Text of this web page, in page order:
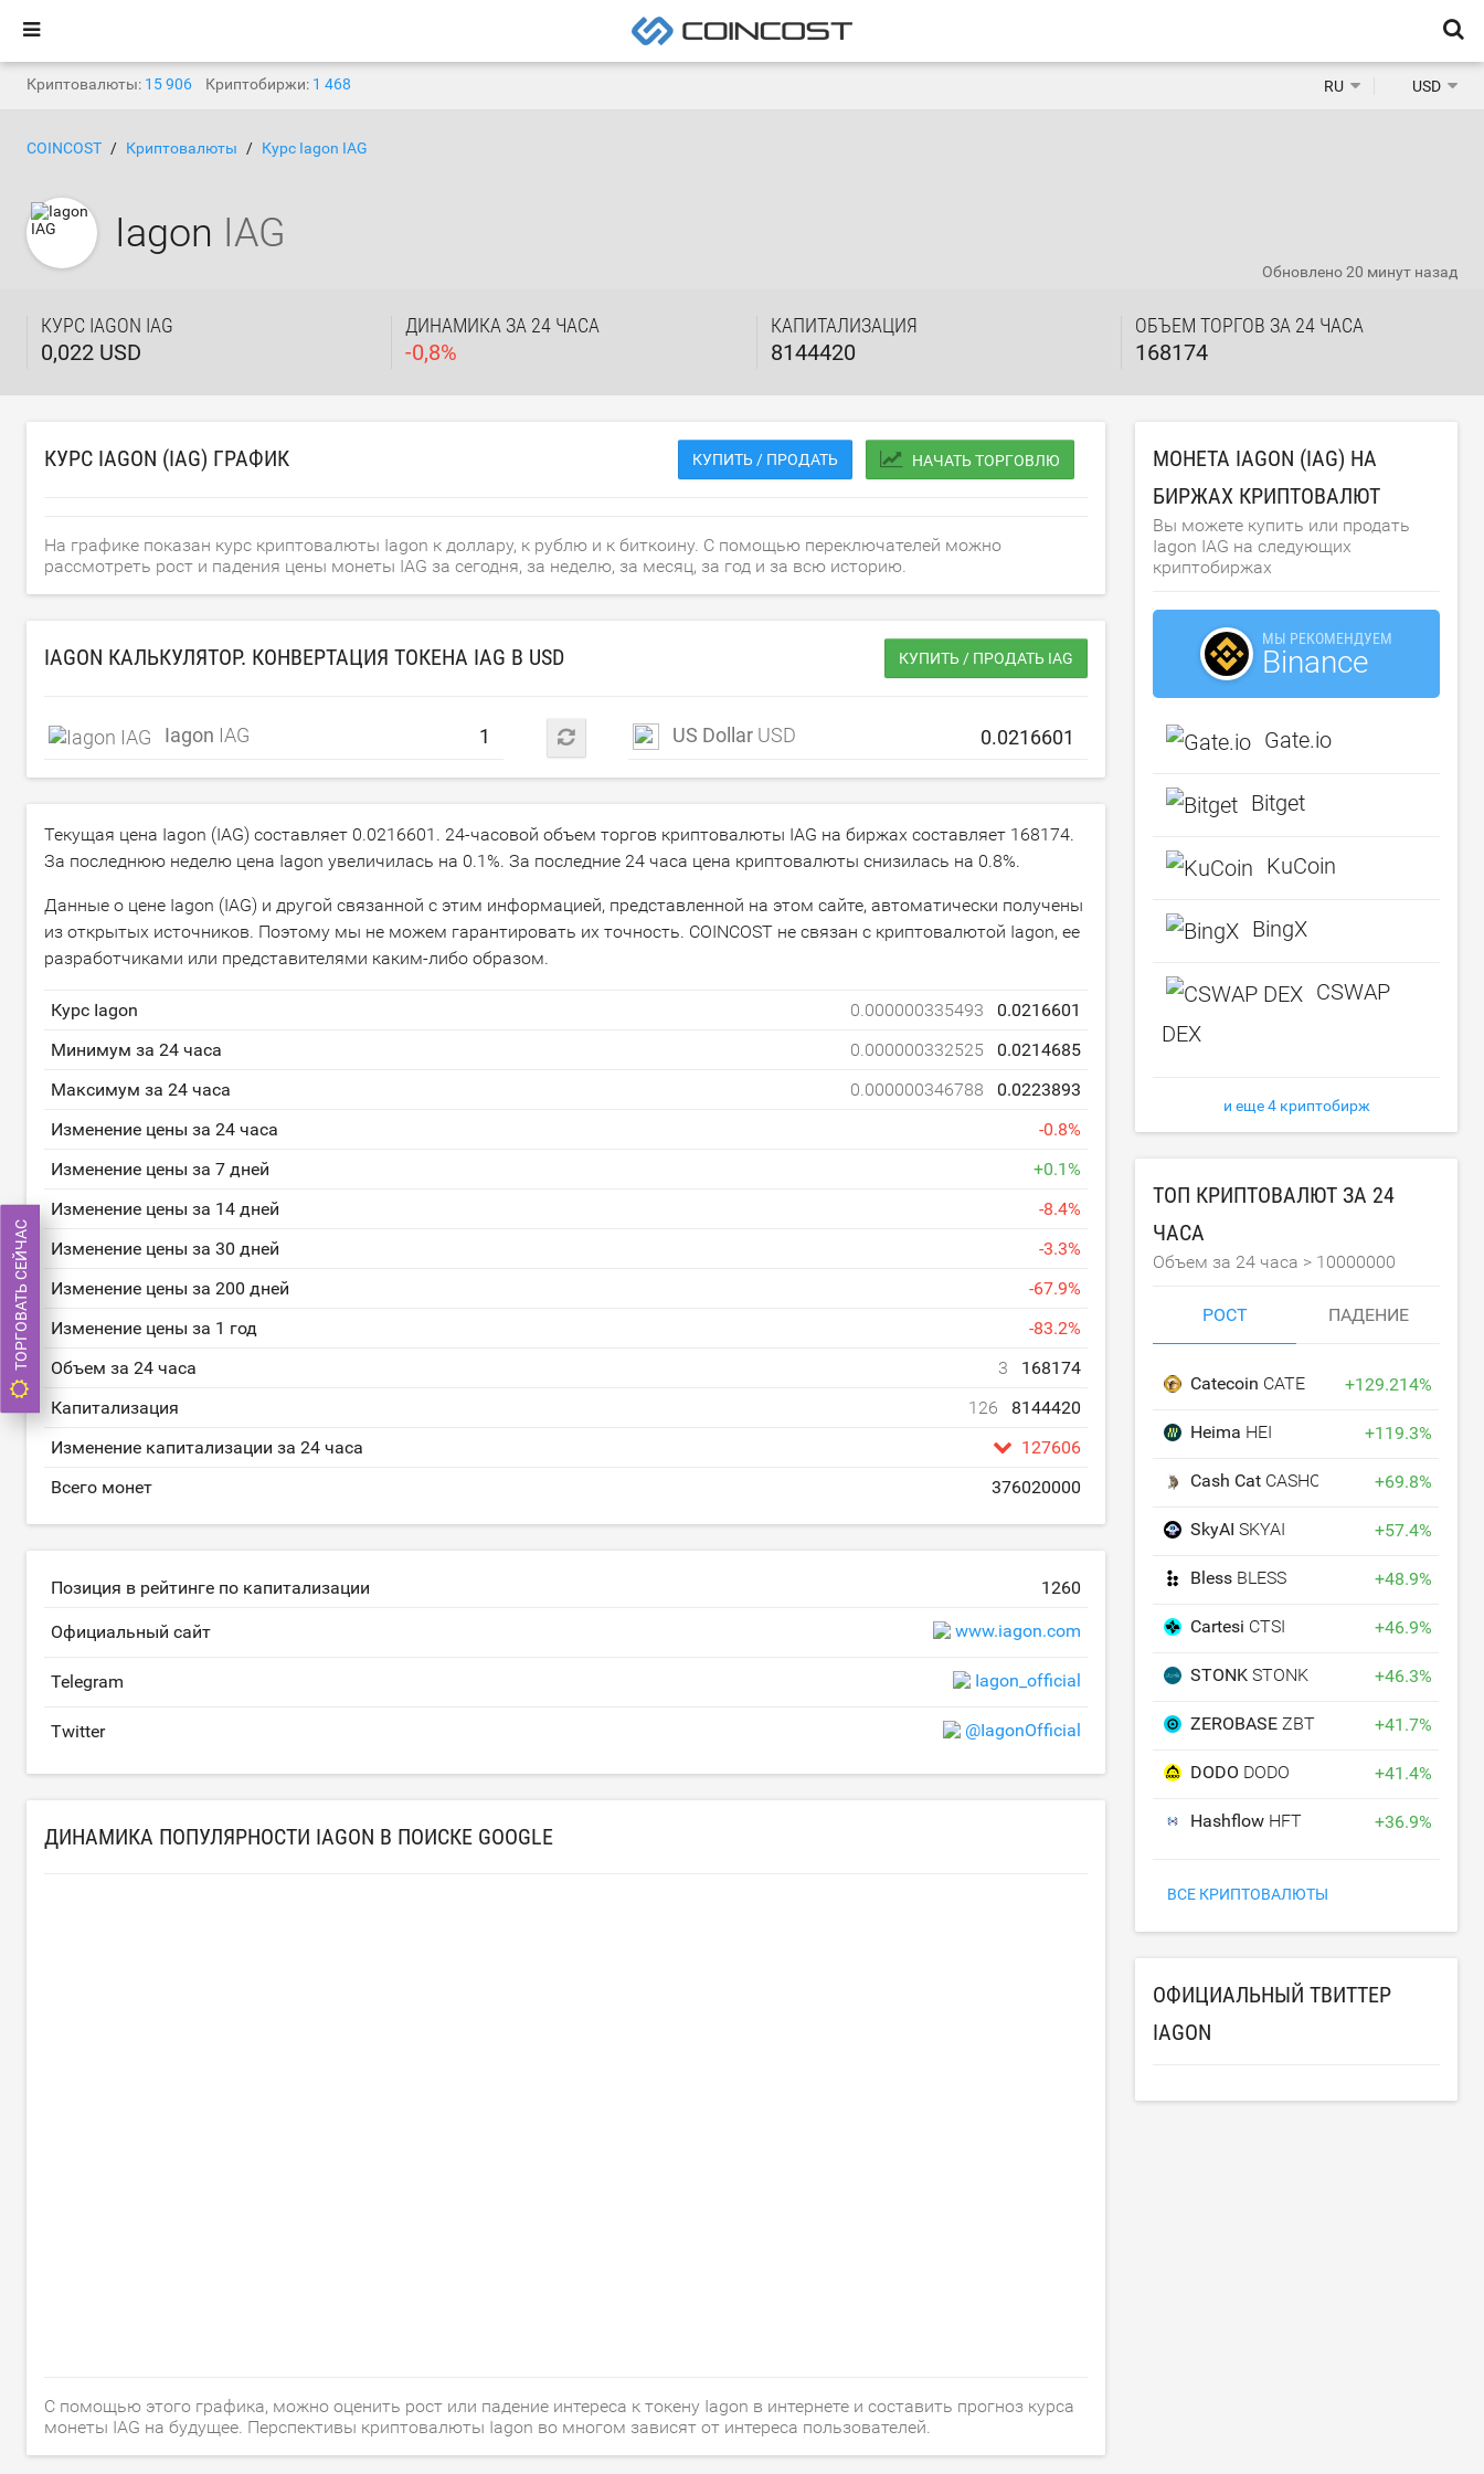
Криптовалюты: 15 906 Криптобиржи: 1 468 RU USD
COINCOST Криптовалюты Курс Iagon IAG
Iagon IAG
КУРС IAGON IAG
0,022 USD
ДИНАМИКА ЗА 24 ЧАСА
-0,8%
КАПИТАЛИЗАЦИЯ
8144420
ОБЪЕМ ТОРГОВ ЗА 24 ЧАСА
168174
Обновлено20 минут назад
КУРС IAGON (IAG) ГРАФИК КУПИТЬ / ПРОДАТЬ НАЧАТЬ ТОРГОВЛЮ
На графике показан курс криптовалюты Iagon к доллару, к рублю и к биткоину. С помощью переключателей можно
рассмотреть рост и падения цены монеты IAG за сегодня, за неделю, за месяц, за год и за всю историю.
IAGON КАЛЬКУЛЯТОР. КОНВЕРТАЦИЯ ТОКЕНА IAG В USD КУПИТЬ / ПРОДАТЬ IAG
Iagon IAG US Dollar USD
Текущая цена Iagon (IAG) составляет 0.0216601 . 24-часовой объем торгов криптовалюты IAG на биржах составляет 168174.
За последнюю неделю цена Iagon увеличилась на 0.1%. За последние 24 часа цена криптовалюты снизилась на 0.8%.
Данные о цене Iagon (IAG) и другой связанной с этим информацией, представленной на этом сайте, автоматически получены
из открытых источников. Поэтому мы не можем гарантировать их точность. COINCOST не связан с криптовалютой Iagon, ее
разработчиками или представителями каким-либо образом.
Курс Iagon 0.000000335493
0.0216601
Минимум за 24 часа
0.000000332525
0.0214685
Максимум за 24 часа
0.000000346788
0.0223893
Изменение цены за 24 часа
-0.8%
Изменение цены за 7 дней
+0.1%
Изменение цены за 14 дней
-8.4%
Изменение цены за 30 дней
-3.3%
Изменение цены за 200 дней
-67.9%
Изменение цены за 1 год
-83.2%
Объем за 24 часа
3
168174
Капитализация
126
8144420
Изменение капитализации за 24 часа
127606
Всего монет
376020000
Позиция в рейтинге по капитализации 1260
Официальный сайт www.iagon.com
Telegram Iagon_official
Twitter @IagonOfficial
ДИНАМИКА ПОПУЛЯРНОСТИ IAGON В ПОИСКЕ GOOGLE
С помощью этого графика, можно оценить рост или падение интереса к токену Iagon в интернете и составить прогноз курса
монеты IAG на будущее. Перспективы криптовалюты Iagon во многом зависят от интереса пользователей.
МОНЕТА IAGON (IAG) НА
БИРЖАХ КРИПТОВАЛЮТ
Вы можете купить или продать
Iagon IAG на следующих
криптобиржах
МЫ РЕКОМЕНДУЕМ
Binance
Gate.io
Bitget
KuCoin
BingX
CSWAP
DEX
и еще 4 криптобирж
ТОП КРИПТОВАЛЮТ ЗА 24
ЧАСА
Объем за 24 часа > 10000000
РОСТ ПАДЕНИЕ
Catecoin CATE +129.214%
Heima HEI +119.3%
Cash Cat CASHCAT +69.8%
SkyAISKYAI +57.4%
Bless BLESS +48.9%
Cartesi CTSI +46.9%
STONKSTONK +46.3%
ZEROBASEZBT +41.7%
DODO DODO +41.4%
Hashflow HFT +36.9%
ВСЕ КРИПТОВАЛЮТЫ
ОФИЦИАЛЬНЫЙ ТВИТТЕР
IAGON
ТОРГОВАТЬ СЕЙЧАС